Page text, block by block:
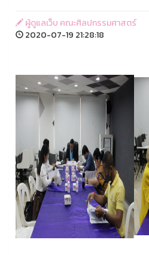
ผู้ดูแลเว็บ คณะศิลปกรรมศาสตร์
2020-07-19 21:28:18